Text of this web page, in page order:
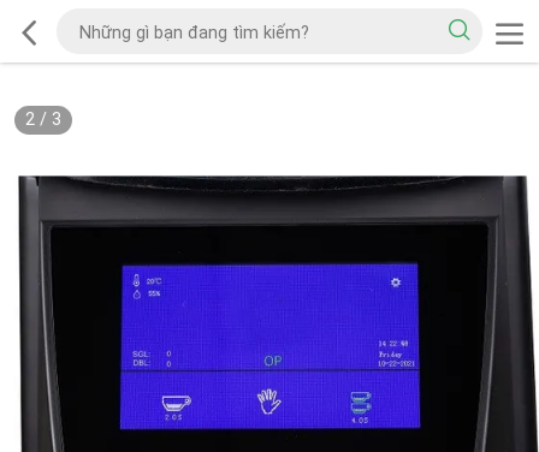
2/ 3